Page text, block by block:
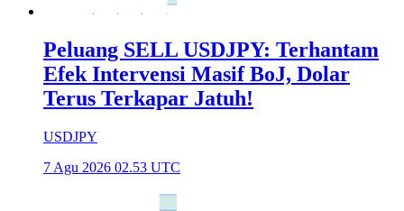
Peluang SELL USDJPY: Terhantam
Efek Intervensi Masif BoJ, Dolar
Terus Terkapar Jatuh!
USDJPY
7 Agu 2026 02.53 UTC